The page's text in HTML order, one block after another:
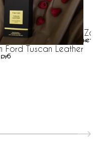
Ford Tuscan Leather
нет